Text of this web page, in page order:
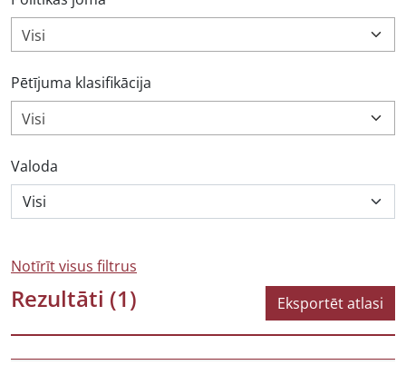
Visi
Pētījuma klasifikācija
Visi
Valoda
Notīrīt visus filtrus
Rezultāti (1) Eksportēt atlasi